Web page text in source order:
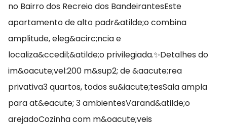
no Bairro dos Recreio dos BandeirantesEste
apartamento de alto padr&atilde;o combina
amplitude, eleg&acirc;ncia e
localiza&ccedil;&atilde;o privilegiada.✨Detalhes do
im&oacute;vel:200 m&sup2; de &aacute;rea
privativa3 quartos, todos su&iacute;tesSala ampla
para at&eacute; 3 ambientesVarand&atilde;o
arejadoCozinha com m&oacute;veis